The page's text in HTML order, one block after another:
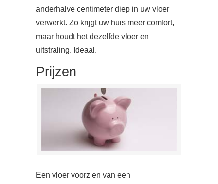
anderhalve centimeter diep in uw vloer
verwerkt. Zo krijgt uw huis meer comfort,
maar houdt het dezelfde vloer en
uitstraling. Ideaal.
Prijzen
Een vloer voorzien van een